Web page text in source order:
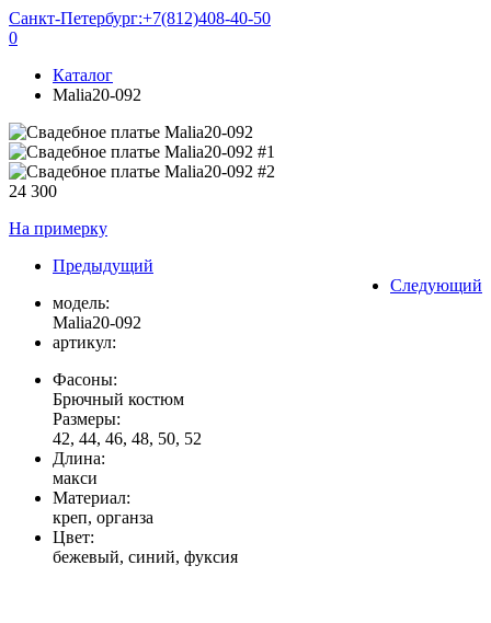
Санкт-Петербург:+7(812)408-40-50
0
Каталог
Malia20-092
24 300
На примерку
Предыдущий
Следующий
модель:
Malia20-092
артикул:
Фасоны:
Брючный костюм
Размеры:
42, 44, 46, 48, 50, 52
Длина:
макси
Материал:
креп, органза
Цвет:
бежевый, синий, фуксия